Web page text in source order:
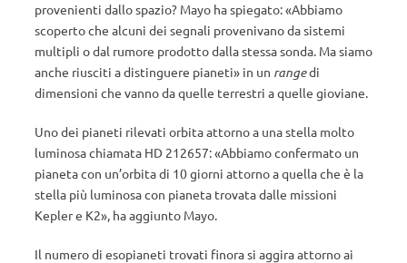
provenienti dallo spazio? Mayo ha spiegato: «Abbiamo
scoperto che alcuni dei segnali provenivano da sistemi
multipli o dal rumore prodotto dalla stessa sonda. Ma siamo
anche riusciti a distinguere pianeti» in un rangedi
dimensioni che vanno da quelle terrestri a quelle gioviane.
Uno dei pianeti rilevati orbita attorno a una stella molto
luminosa chiamata HD 212657: «Abbiamo confermato un
pianeta con un’orbita di 10 giorni attorno a quella che è la
stella più luminosa con pianeta trovata dalle missioni
Kepler e K2», ha aggiunto Mayo.
Il numero di esopianeti trovati finora si aggira attorno ai